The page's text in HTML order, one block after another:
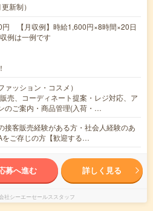
新制）
円 【月収例】時給1,600円×8時間×20日
例は一例です
ッション・コスメ）
売、コーディネート提案・レジ対応、ア
のご案内・商品管理(入荷・…
接客販売経験がある方・社会人経験のあ
をご存じの方【歓迎する…
募へ進む 詳しく見る
社シーエーセールススタッフ